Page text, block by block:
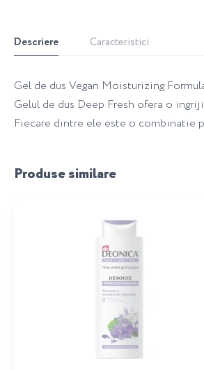
Descriere Caracteristici
Gel de dus Vegan Moisturizing
Gelul de dus Deep Fresh ofera o
Fiecare dintre ele este o combinatie
Produse similare